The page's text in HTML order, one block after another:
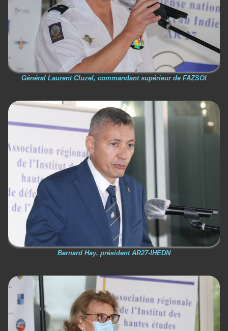
Général Laurent Cluzel, commandant supérieur de FAZSOI
Bernard Hay, président AR27-IHEDN